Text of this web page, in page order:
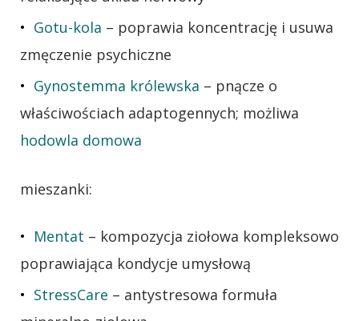
Gotu-kola – poprawia koncentrację i usuwa
zmęczenie psychiczne
Gynostemma królewska – pnącze o
właściwościach adaptogennych; możliwa
hodowla domowa
mieszanki:
Mentat – kompozycja ziołowa kompleksowo
poprawiająca kondycje umysłową
StressCare – antystresowa formuła